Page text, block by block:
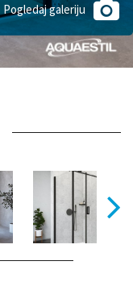
Pogledaj galeriju